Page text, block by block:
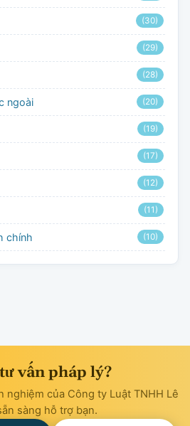
(30)
(29)
(28)
ngoài (20)
(19)
(17)
(12)
(11)
chính (10)
vấn pháp lý?
nghiệm của Công ty Luật TNHH Lê
sàng hỗ trợ bạn.